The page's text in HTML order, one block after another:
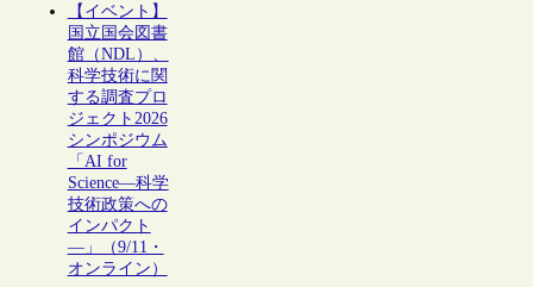
【イベント】
国立国会図書
館（NDL）、
科学技術に関
する調査プロ
ジェクト2026
シンポジウム
「AI for
Science―科学
技術政策への
インパクト
―」（9/11・
オンライン）